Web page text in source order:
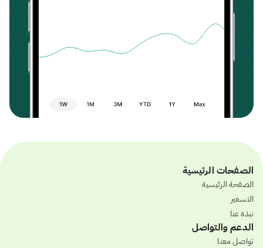
الصفحات الرئيسية
الصفحة الرئيسية
التسعير
نبذة عنا
الدعم والتواصل
تواصل معنا